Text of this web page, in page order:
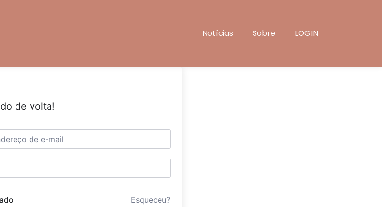
Notícias Sobre LOGIN
de volta!
Esqueceu?